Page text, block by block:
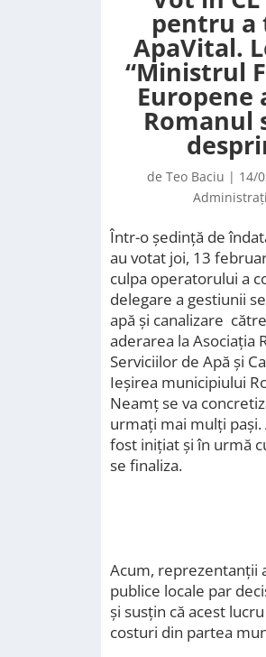
pentru a
ApaVital.
“Ministrul
Europene
Romanul
de Teo Baciu | 14/
Într-o ședință de
au votat joi, 13
culpa operatorului a
delegare a gestiunii
apă și canalizare
aderarea la Asociaţia
Serviciilor de Apă și
Ieșirea municipiului
Neamț se va
urmați mai mulți pași.
fost inițiat și în urmă
se finaliza.
Acum, reprezentanții
publice locale par
și susțin că acest
costuri din partea